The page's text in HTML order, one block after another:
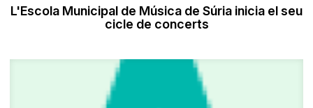
L'Escola Municipal de Música de Súria inicia el seu
cicle de concerts